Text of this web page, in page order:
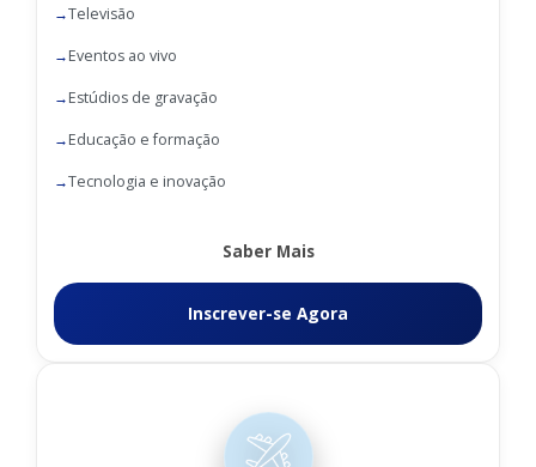
Televisão
Eventos ao vivo
Estúdios de gravação
Educação e formação
Tecnologia e inovação
Saber Mais
Inscrever-se Agora